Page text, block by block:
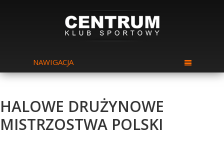
NAWIGACJA
HALOWE DRUŻYNOWE
MISTRZOSTWA POLSKI